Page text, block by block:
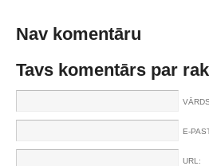
Nav komentāru
Tavs komentārs par
E-
URL: